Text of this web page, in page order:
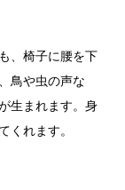
、椅子に腰を下
鳥や虫の声な
生まれます。身
れます。